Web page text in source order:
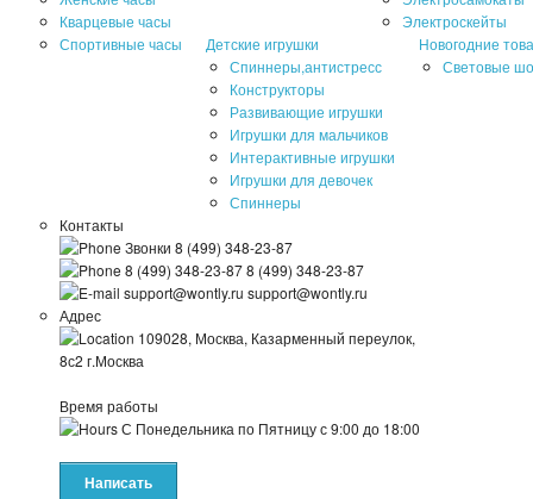
Кварцевые часы
Спортивные часы
Электроскейты
Детские игрушки
Спиннеры,антистресс
Конструкторы
Развивающие игрушки
Игрушки для мальчиков
Интерактивные игрушки
Игрушки для девочек
Спиннеры
Новогодние
Световые
Контакты
Звонки 8 (499) 348-23-87
8 (499) 348-23-878 (499) 348-23-87
support@wontly.ru support@wontly.ru
Адрес
109028, Москва, Казарменный переулок,
8с2 г.Москва
Время работы
С Понедельника по Пятницус 9:00 до 18:00
Написать